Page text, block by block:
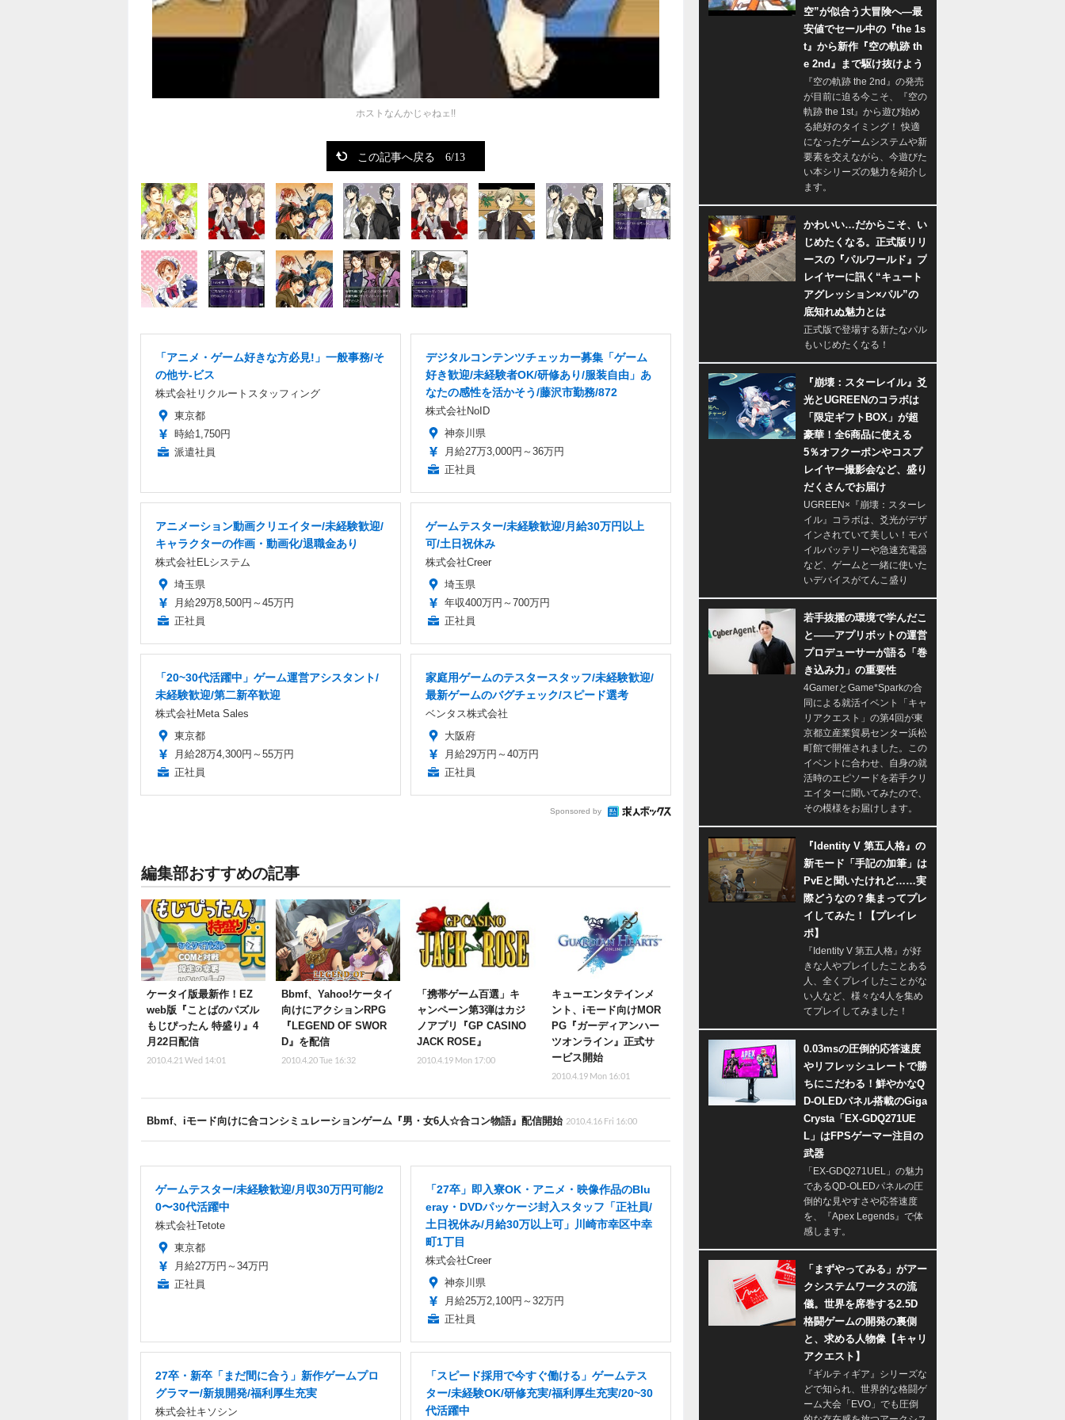
ホストなんかじゃねェ!!
この記事へ戻る 6/13
「アニメ・ゲーム好きな方必見!」一般事務/そ
の他サ-ビス
株式会社リクルートスタッフィング
東京都
時給1,750円
派遣社員
デジタルコンテンツチェッカー募集「ゲーム
好き歓迎/未経験者OK/研修あり/服装自由」あ
なたの感性を活かそう/藤沢市勤務/872
株式会社NoID
神奈川県
月給27万3,000円～36万円
正社員
アニメーション動画クリエイター/未経験歓迎/
キャラクターの作画・動画化/退職金あり
株式会社ELシステム
埼玉県
月給29万8,500円～45万円
正社員
ゲームテスター/未経験歓迎/月給30万円以上
可/土日祝休み
株式会社Creer
埼玉県
年収400万円～700万円
正社員
「20~30代活躍中」ゲーム運営アシスタント/
未経験歓迎/第二新卒歓迎
株式会社Meta Sales
東京都
月給28万4,300円～55万円
正社員
家庭用ゲームのテスタースタッフ/未経験歓迎/
最新ゲームのバグチェック/スピード選考
ベンタス株式会社
大阪府
月給29万円～40万円
正社員
Sponsored by
編集部おすすめの記事
ケータイ版最新作！EZ
web版『ことばのパズル
もじぴったん 特盛り』4
月22日配信
2010.4.21 Wed 14:01
Bbmf、Yahoo!ケータイ
向けにアクションRPG
『LEGEND OF SWOR
D』を配信
2010.4.20 Tue 16:32
「携帯ゲーム百選」キ
ャンペーン第3弾はカジ
ノアプリ『GP CASINO
JACK ROSE』
2010.4.19 Mon 17:00
キューエンタテインメ
ント、iモード向けMOR
PG『ガーディアンハー
ツオンライン』正式サ
ービス開始
2010.4.19 Mon 16:01
Bbmf、iモード向けに合コンシミュレーションゲーム『男・女6人☆合コン物語』配信開始 2010.4.16 Fri 16:00
ゲームテスター/未経験歓迎/月収30万円可能/2
0〜30代活躍中
株式会社Tetote
東京都
月給27万円～34万円
正社員
「27卒」即入寮OK・アニメ・映像作品のBlu
eray・DVDパッケージ封入スタッフ「正社員/
土日祝休み/月給30万以上可」川崎市幸区中幸
町1丁目
株式会社Creer
神奈川県
月給25万2,100円～32万円
正社員
27卒・新卒「まだ間に合う」新作ゲームプロ
グラマー/新規開発/福利厚生充実
株式会社キソシン
「スピード採用で今すぐ働ける」ゲームテス
ター/未経験OK/研修充実/福利厚生充実/20~30
代活躍中
空”が似合う大冒険へ―最
安値でセール中の『the 1s
t』から新作『空の軌跡 th
e 2nd』まで駆け抜けよう
『空の軌跡 the 2nd』の発売
が目前に迫る今こそ、『空の
軌跡 the 1st』から遊び始め
る絶好のタイミング！ 快適
になったゲームシステムや新
要素を交えながら、今遊びた
い本シリーズの魅力を紹介し
ます。
かわいい…だからこそ、い
じめたくなる。正式版リリ
ースの『パルワールド』プ
レイヤーに訊く“キュート
アグレッション×パル”の
底知れぬ魅力とは
正式版で登場する新たなパル
もいじめたくなる！
『崩壊：スターレイル』爻
光とUGREENのコラボは
「限定ギフトBOX」が超
豪華！全6商品に使える
5％オフクーポンやコスプ
レイヤー撮影会など、盛り
だくさんでお届け
UGREEN×『崩壊：スターレ
イル』コラボは、爻光がデザ
インされていて美しい！モバ
イルバッテリーや急速充電器
など、ゲームと一緒に使いた
いデバイスがてんこ盛り
若手抜擢の環境で学んだこ
と――アプリボットの運営
プロデューサーが語る「巻
き込み力」の重要性
4GamerとGame*Sparkの合
同による就活イベント「キャ
リアクエスト」の第4回が東
京都立産業貿易センター浜松
町館で開催されました。この
イベントに合わせ、自身の就
活時のエピソードを若手クリ
エイターに聞いてみたので、
その模様をお届けします。
『Identity V 第五人格』の
新モード「手記の加筆」は
PvEと聞いたけれど……実
際どうなの？集まってプレ
イしてみた！【プレイレ
ポ】
『Identity V 第五人格』が好
きな人やプレイしたことある
人、全くプレイしたことがな
い人など、様々な4人を集め
てプレイしてみました！
0.03msの圧倒的応答速度
やリフレッシュレートで勝
ちにこだわる！鮮やかなQ
D-OLEDパネル搭載のGiga
Crysta「EX-GDQ271UE
L」はFPSゲーマー注目の
武器
「EX-GDQ271UEL」の魅力
であるQD-OLEDパネルの圧
倒的な見やすさや応答速度
を、『Apex Legends』で体
感します。
「まずやってみる」がアー
クシステムワークスの流
儀。世界を席巻する2.5D
格闘ゲームの開発の裏側
と、求める人物像【キャリ
アクエスト】
『ギルティギア』シリーズな
どで知られ、世界的な格闘ゲ
ーム大会「EVO」でも圧倒